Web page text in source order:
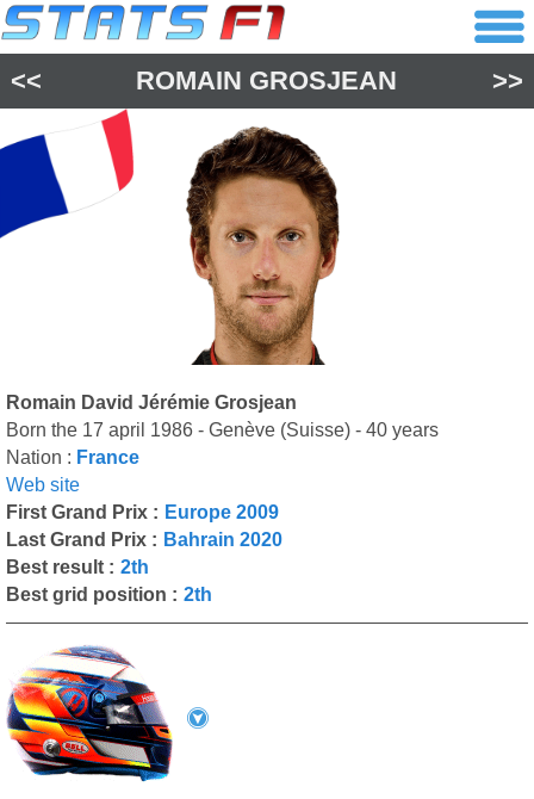
<< ROMAIN GROSJEAN >>
Romain David Jérémie Grosjean
Born the 17 april 1986 - Genève (Suisse) - 40 years
Nation : France
Web site
First Grand Prix : Europe 2009
Last Grand Prix : Bahrain 2020
Best result : 2th
Best grid position : 2th